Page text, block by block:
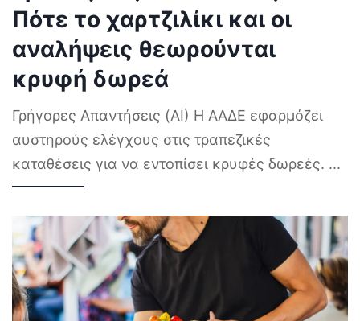
Πότε το χαρτζιλίκι και οι
αναλήψεις θεωρούνται
κρυφή δωρεά
Γρήγορες Απαντήσεις (AI) Η ΑΑΔΕ εφαρμόζει
αυστηρούς ελέγχους στις τραπεζικές
καταθέσεις για να εντοπίσει κρυφές δωρεές. ...